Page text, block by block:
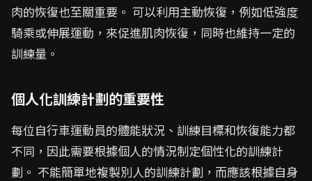
肉的恢復也至關重要。 可以利用主動恢復，例如低強度
騎乘或伸展運動，來促進肌肉恢復，同時也維持一定的
訓練量。
個人化訓練計劃的重要性
每位自行車運動員的體能狀況、訓練目標和恢復能力都
不同，因此需要根據個人的情況制定個性化的訓練計
劃。 不能簡單地複製別人的訓練計劃，而應該根據自身